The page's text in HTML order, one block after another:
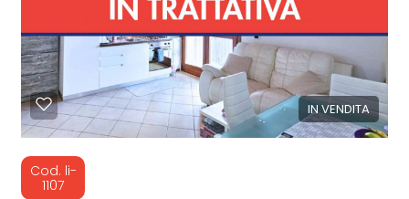
IN VENDITA
Cod. li-
1107